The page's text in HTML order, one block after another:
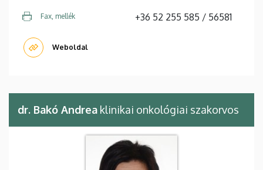
Fax, mellék +36 52 255 585 / 56581
Weboldal
dr. Bakó Andrea klinikai onkológiai szakorvos